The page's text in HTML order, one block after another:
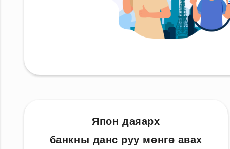
Япон даяарх
банкны данс руу мөнгө авах